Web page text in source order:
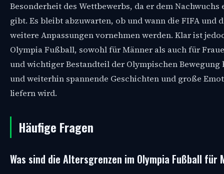
Besonderheit des Wettbewerbs, da er dem Nachwuchs
gibt. Es bleibt abzuwarten, ob und wann die FIFA und
weitere Anpassungen vornehmen werden. Klar ist
Olympia Fußball, sowohl für Männer als auch für
und wichtiger Bestandteil der Olympischen Bewegung
und weiterhin spannende Geschichten und große
liefern wird.
Häufige Fragen
Was sind die Altersgrenzen im Olympia Fußball für